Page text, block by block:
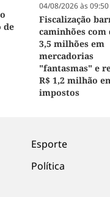
de
04/08/2026 às 09:50
Fiscalização
caminhões com
3,5 milhões em
mercadorias
"fantasmas" e
R$ 1,2 milhão
impostos
Esporte
Política